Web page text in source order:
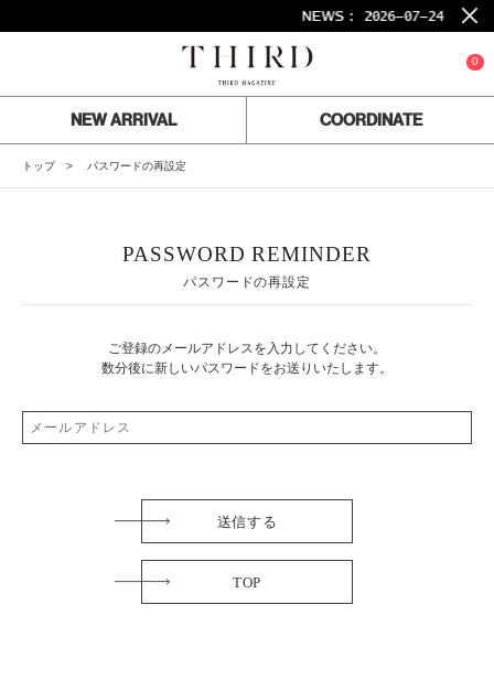
NEWS : 2026-07-24
0
NEW ARRIVAL COORDINATE
トップ パスワードの再設定
PASSWORD REMINDER
パスワードの再設定
ご登録のメールアドレスを入力してください。
数分後に新しいパスワードをお送りいたします。
TOP